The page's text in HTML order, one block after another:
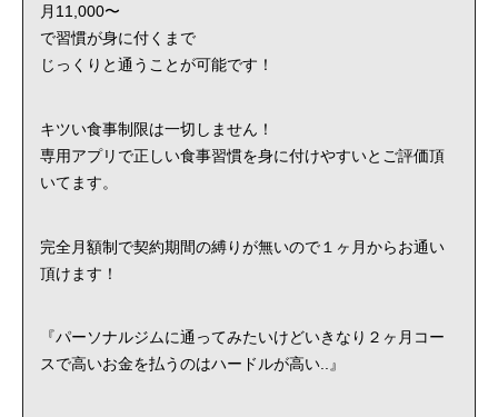
月11,000〜
で習慣が身に付くまで
じっくりと通うことが可能です！
キツい食事制限は一切しません！
専用アプリで正しい食事習慣を身に付けやすいとご評価頂
いてます。
完全月額制で契約期間の縛りが無いので１ヶ月からお通い
頂けます！
『パーソナルジムに通ってみたいけどいきなり２ヶ月コー
スで高いお金を払うのはハードルが高い..』